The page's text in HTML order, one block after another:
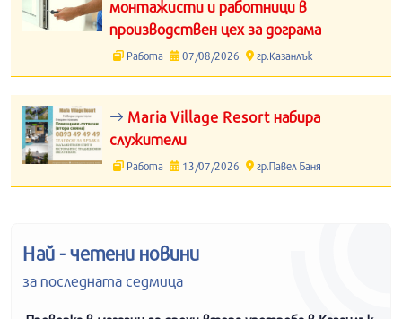
монтажисти и работници в
производствен цех за дограма
Работа 07/08/2026 гр.Казанлък
Maria Village Resort набира
служители
Работа 13/07/2026 гр.Павел Баня
Най - четени новини
за последната седмица